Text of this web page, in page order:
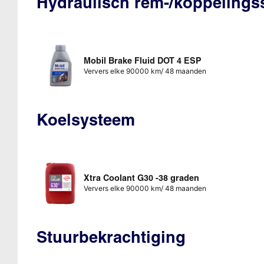
Mobil Brake Fluid DOT 4 ESP
Ververs elke 90000 km/ 48 maanden
Koelsysteem
Xtra Coolant G30 -38 graden
Ververs elke 90000 km/ 48 maanden
Stuurbekrachtiging